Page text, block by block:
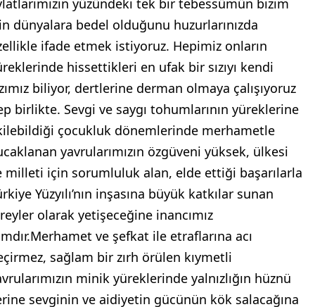
yüzündeki tek bir tebessümün bizim
dünyalara bedel olduğunu huzurlarınızda
ifade etmek istiyoruz. Hepimiz onların
hissettikleri en ufak bir sızıyı kendi
biliyor, dertlerine derman olmaya çalışıyoruz
birlikte. Sevgi ve saygı tohumlarının yüreklerine
çocukluk dönemlerinde merhametle
yavrularımızın özgüveni yüksek, ülkesi
milleti için sorumluluk alan, elde ettiği başarılarla
Yüzyılı’nın inşasına büyük katkılar sunan
olarak yetişeceğine inancımız
ve şefkat ile etraflarına acı
sağlam bir zırh örülen kıymetli
minik yüreklerinde yalnızlığın hüznü
sevginin ve aidiyetin gücünün kök salacağına